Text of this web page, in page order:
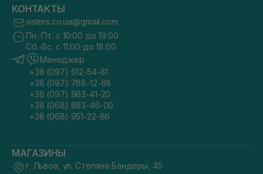
КОНТАКТЫ
sisters.co.ua@gmail.com
Пн.-Пт. с 10:00 до 19:00
Сб.-Вс. с 11:00 до 18:00
Менеджер
+38 (097) 612-54-81
+38 (097) 788-12-88
+38 (097) 983-41-20
+38 (068) 693-46-00
+38 (068) 951-22-86
МАГАЗИНЫ
г. Львов, ул. Степана Бандеры, 45